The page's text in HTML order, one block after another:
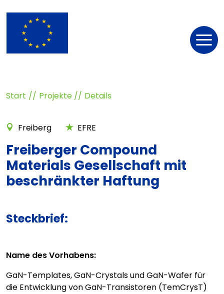
Start Projekte Details
Freiberg EFRE
Freiberger Compound
Materials Gesellschaft mit
beschränkter Haftung
Steckbrief:
Name des Vorhabens:
GaN-Templates, GaN-Crystals und GaN-Wafer für
die Entwicklung von GaN-Transistoren (TemCrysT)